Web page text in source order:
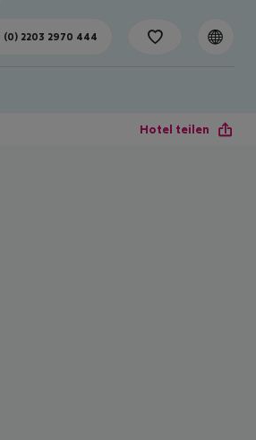
(0) 2203 2970 444
Hotel teilen